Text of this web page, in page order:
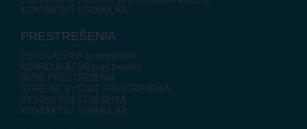
KONTAKTNÝ FORMULÁR
PRESTREŠENIA
FOTOGALÉRIA prestrešení
KONFIGURÁTOR prestrešení
NÍZKE PRESTREŠENIA
STREDNE VYSOKÉ PRESTREŠENIA
VYSOKÉ PRESTREŠENIA
KONTAKTNÝ FORMULÁR